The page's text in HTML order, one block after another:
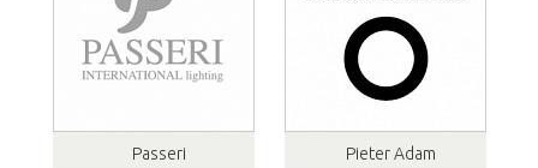
Passeri Pieter Adam